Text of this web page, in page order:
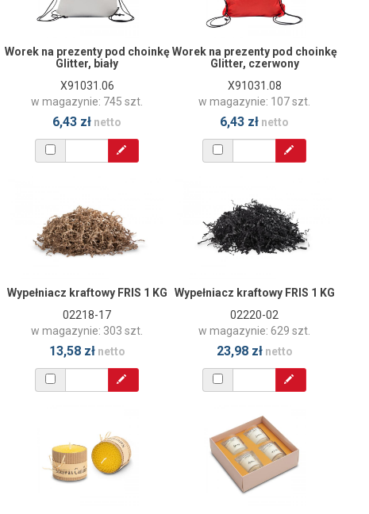
Worek na prezenty pod choinkę
Glitter, biały
X91031.06
w magazynie: 745 szt.
6,43 zł netto
Worek na prezenty pod choinkę
Glitter, czerwony
X91031.08
w magazynie: 107 szt.
6,43 zł netto
Wypełniacz kraftowy FRIS 1 KG
02218-17
w magazynie: 303 szt.
13,58 złnetto
Wypełniacz kraftowy FRIS 1 KG
02220-02
w magazynie: 629 szt.
23,98 złnetto